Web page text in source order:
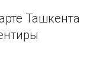
Ташкента